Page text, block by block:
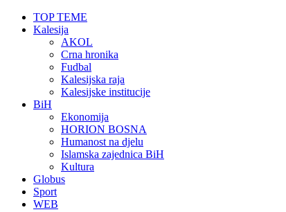
TOP TEME
Kalesija
AKOL
Crna hronika
Fudbal
Kalesijska raja
Kalesijske institucije
BiH
Ekonomija
HORION BOSNA
Humanost na djelu
Islamska zajednica BiH
Kultura
Globus
Sport
WEB